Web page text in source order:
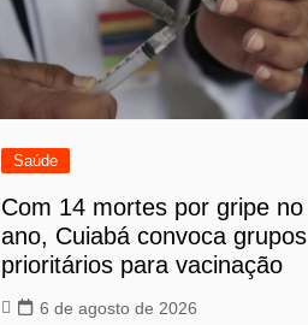
Saúde
Com 14 mortes por gripe no
ano, Cuiabá convoca grupos
prioritários para vacinação
6 de agosto de 2026